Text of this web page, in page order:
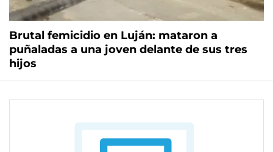
Brutal femicidio en Luján: mataron a
puñaladas a una joven delante de sus tres
hijos